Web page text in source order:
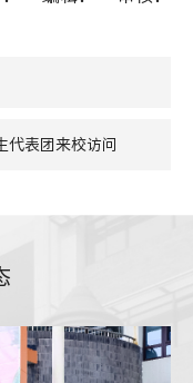
代表团来校访问